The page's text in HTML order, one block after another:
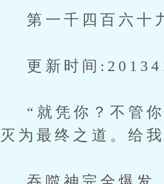
第一千四百六十
更新时间
“就凭你？不管你
灭为最终之道。给